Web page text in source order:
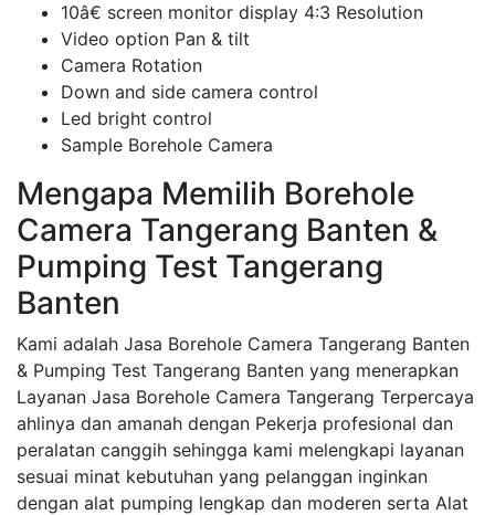
10â€ screen monitor display 4:3 Resolution
Video option Pan & tilt
Camera Rotation
Down and side camera control
Led bright control
Sample Borehole Camera
Mengapa Memilih Borehole
Camera Tangerang Banten &
Pumping Test Tangerang
Banten
Kami adalah Jasa Borehole Camera Tangerang Banten
& Pumping Test Tangerang Banten yang menerapkan
Layanan Jasa Borehole Camera Tangerang Terpercaya
ahlinya dan amanah dengan Pekerja profesional dan
peralatan canggih sehingga kami melengkapi layanan
sesuai minat kebutuhan yang pelanggan inginkan
dengan alat pumping lengkap dan moderen serta Alat